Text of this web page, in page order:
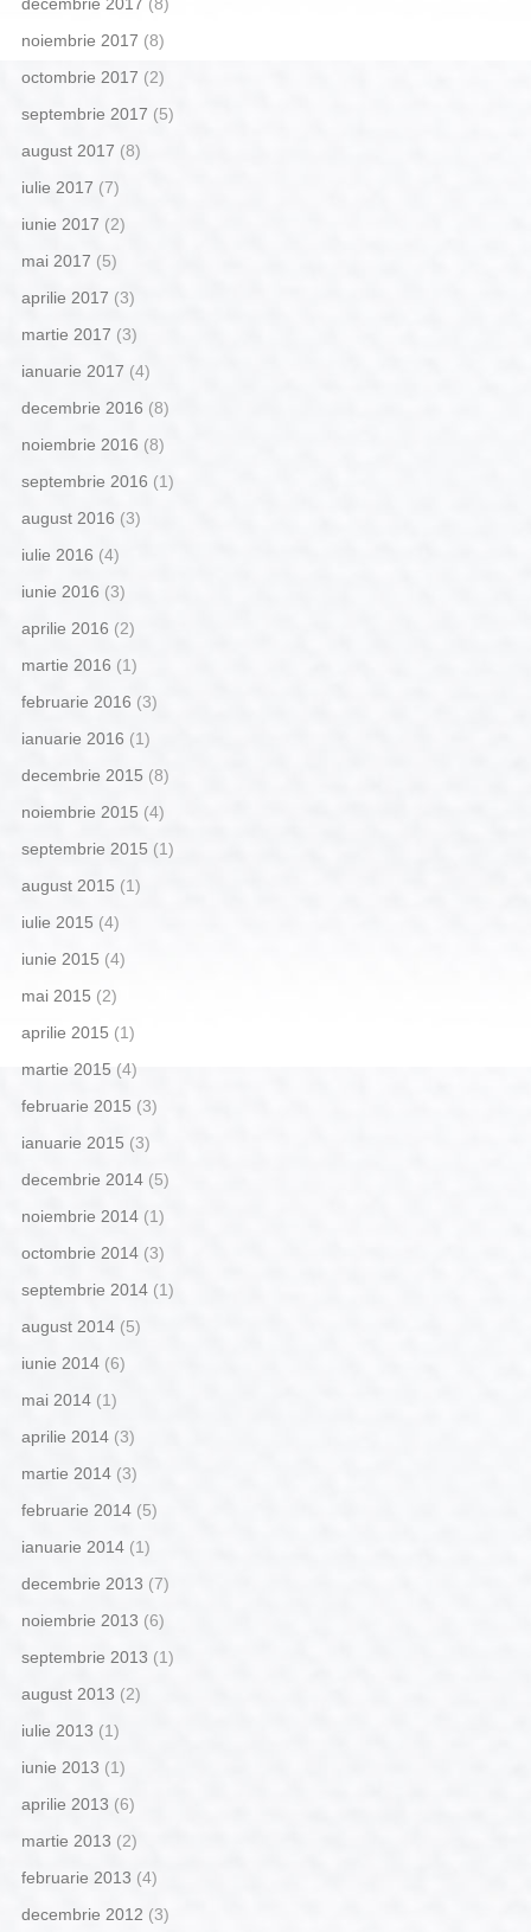
noiembrie 2017 (8)
octombrie 2017 (2)
septembrie 2017 (5)
august 2017 (8)
iulie 2017 (7)
iunie 2017 (2)
mai 2017 (5)
aprilie 2017 (3)
martie 2017 (3)
ianuarie 2017 (4)
decembrie 2016 (8)
noiembrie 2016 (8)
septembrie 2016 (1)
august 2016 (3)
iulie 2016 (4)
iunie 2016 (3)
aprilie 2016 (2)
martie 2016 (1)
februarie 2016 (3)
ianuarie 2016 (1)
decembrie 2015 (8)
noiembrie 2015 (4)
septembrie 2015 (1)
august 2015 (1)
iulie 2015 (4)
iunie 2015 (4)
mai 2015 (2)
aprilie 2015 (1)
martie 2015(4)
februarie 2015 (3)
ianuarie 2015 (3)
decembrie 2014(5)
noiembrie 2014(1)
octombrie 2014(3)
septembrie 2014(1)
august 2014(5)
iunie 2014(6)
mai 2014(1)
aprilie 2014(3)
martie 2014(3)
februarie 2014(5)
ianuarie 2014(1)
decembrie 2013 (7)
noiembrie 2013 (6)
septembrie 2013 (1)
august 2013 (2)
iulie 2013 (1)
iunie 2013 (1)
aprilie 2013 (6)
martie 2013 (2)
februarie 2013 (4)
decembrie 2012 (3)